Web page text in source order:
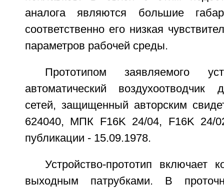
аналога являются большие
соответственно его низкая
параметров рабочей среды.
Прототипом заявляемого
автоматический воздухоотводчик
сетей, защищенный авторским
624040, МПК F16K 24/04, F16K 24/
публикации - 15.09.1978.
Устройство-прототип
выходным патрубками. В